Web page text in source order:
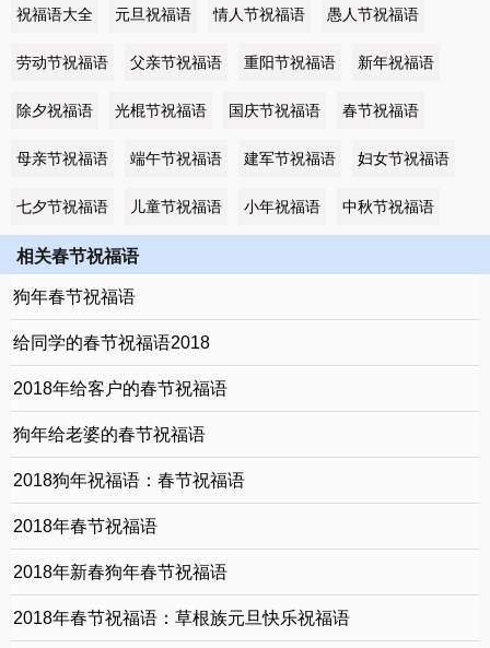
祝福语大全 元旦祝福语 情人节祝福语 愚人节祝福语
劳动节祝福语 父亲节祝福语 重阳节祝福语 新年祝福语
除夕祝福语 光棍节祝福语 国庆节祝福语 春节祝福语
母亲节祝福语 端午节祝福语 建军节祝福语 妇女节祝福语
七夕节祝福语 儿童节祝福语 小年祝福语 中秋节祝福语
相关春节祝福语
狗年春节祝福语
给同学的春节祝福语2018
2018年给客户的春节祝福语
狗年给老婆的春节祝福语
2018狗年祝福语：春节祝福语
2018年春节祝福语
2018年新春狗年春节祝福语
2018年春节祝福语：草根族元旦快乐祝福语